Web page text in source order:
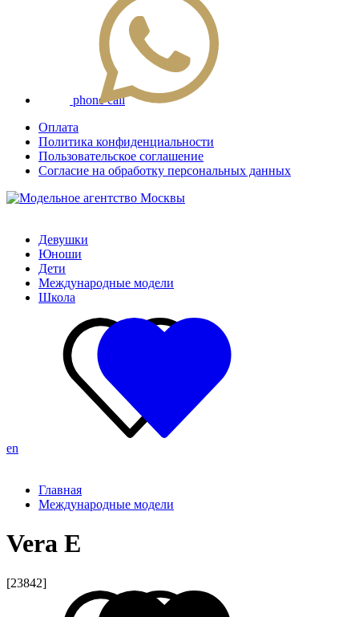
phone call
Оплата
Политика конфиденциальности
Пользовательское соглашение
Согласие на обработку персональных данных
Девушки
Юноши
Дети
Международные модели
Школа
en
Главная
Международные модели
Vera E
[23842]